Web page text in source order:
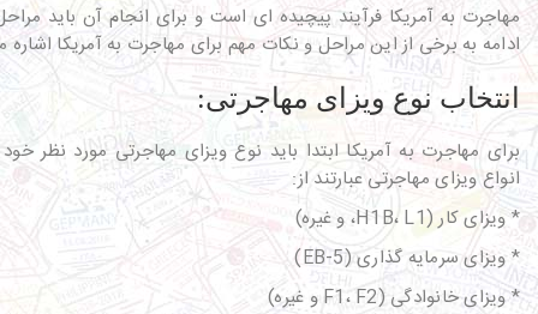
مهاجرت به آمریکا فرآیند پیچیده ای است و برای انجام آن باید
ادامه به برخی از این مراحل و نکات مهم برای مهاجرت به آمریکا اشاره
انتخاب نوع ویزای مهاجرتی:
برای مهاجرت به آمریکا ابتدا باید نوع ویزای مهاجرتی مورد نظر
انواع ویزای مهاجرتی عبارتند از:
* ویزای کار (H1B، L1، و غیره)
* ویزای سرمایه گذاری (EB-5)
* ویزای خانوادگی (F1، F2 و غیره)